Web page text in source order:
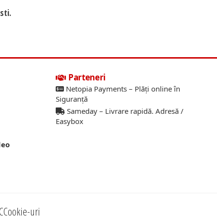
Parteneri
Netopia Payments – Plăți online în
Siguranță
Sameday – Livrare rapidă. Adresă /
Easybox
Cookie-uri